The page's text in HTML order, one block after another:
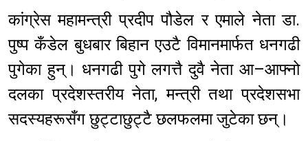
कांग्रेस महामन्त्री प्रदीप पौडेल र एमाले नेता डा.
पुष्प कँडेल बुधबार बिहान एउटै विमानमार्फत धनगढी
पुगेका हुन्। धनगढी पुगे लगत्तै दुवै नेता आ–आफ्नो
दलका प्रदेशस्तरीय नेता, मन्त्री तथा प्रदेशसभा
सदस्यहरूसँग छुट्टाछुट्टै छलफलमा जुटेका छन्।